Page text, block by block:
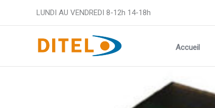
LUNDI AU VENDREDI 8-12h 14-18h
Accueil